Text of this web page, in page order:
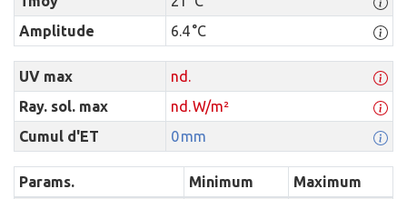
Amplitude
6.4 °C
UV max
nd.
Ray. sol. max
nd. W/m²
Cumul d'ET
0 mm
Params. Minimum
Maximum